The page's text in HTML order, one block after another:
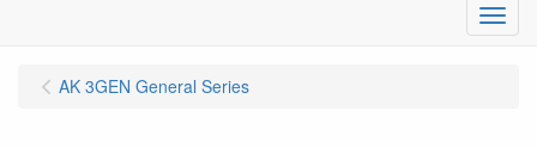
Menu
AK 3GEN General Series